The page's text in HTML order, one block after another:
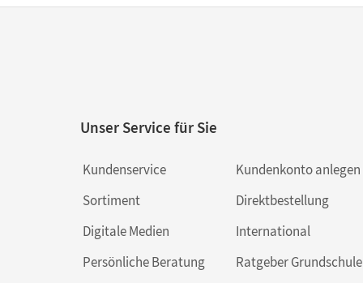
Unser Service für Sie
Kundenservice
Sortiment
Digitale Medien
Persönliche Beratung
Kundenkonto anlegen
Direktbestellung
International
Ratgeber Grundschule